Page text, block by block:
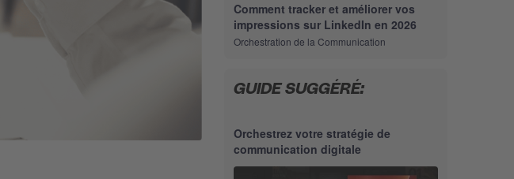
Comment tracker et améliorer vos
impressions sur LinkedIn en 2026
Orchestration de la Communication
GUIDE SUGGÉRÉ:
Orchestrez votre stratégie de
communication digitale